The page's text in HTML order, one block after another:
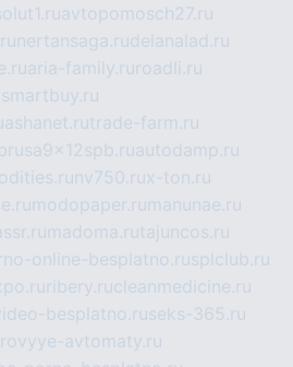
avtopomosch27.ru
nertansaga.rudelanalad.ru
aria-family.ru roadli.ru
ashanet.rutrade-farm.ru
autodamp.ru
nv750.rux-ton.ru
modopaper.ru manunae.ru
madoma.rutajuncos.ru
online-besplatno.rusplclub.ru
ribery.rucleanmedicine.ru
besplatno.ruseks-365.ru
avtomaty.ru